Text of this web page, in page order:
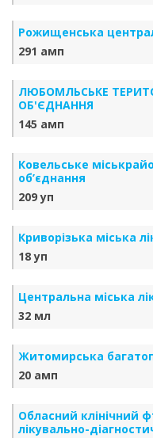
Рожищенська
291 амп
ЛЮБОМЛЬСЬКЕ
ОБ'ЄДНАННЯ
145 амп
Ковельське
об’єднання
209 уп
Криворізька міська
18 уп
Центральна міська
32 мл
Житомирська
20 амп
Обласний клінічний
лікувально-